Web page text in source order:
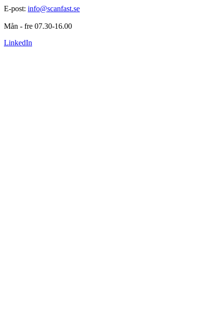
E-post: info@scanfast.se
Mån - fre 07.30-16.00
LinkedIn